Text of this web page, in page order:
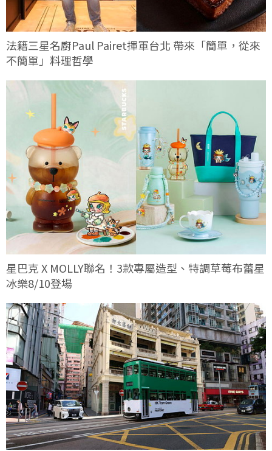
法籍三星名廚Paul Pairet揮軍台北 帶來「簡單，從來
不簡單」料理哲學
星巴克 X MOLLY聯名！3款專屬造型、特調草莓布蕾星
冰樂8/10登場